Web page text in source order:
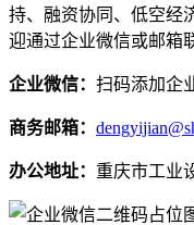
持、融资协同、低空经
迎通过企业微信或邮箱
企业微信： 扫码添加企
商务邮箱：
办公地址： 重庆市工业